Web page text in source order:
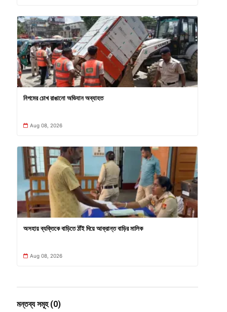
নিগমের চোখ রাঙানো অভিযান অব্যাহত
Aug 08, 2026
অসহায় ব্যক্তিকে বাড়িতে ঠাঁই দিয়ে আক্রান্ত বাড়ির মালিক
Aug 08, 2026
মন্তব্য সমূহ (0)